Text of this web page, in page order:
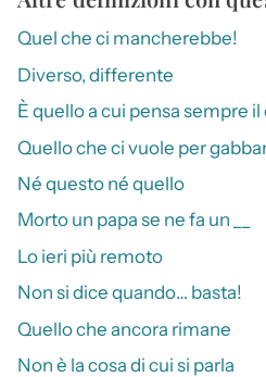
Quel che ci mancherebbe!
Diverso, differente
È quello a cui pensa sempre
Quello che ci vuole per
Né questo né quello
Morto un papa se ne fa un __
Lo ieri più remoto
Non si dice quando… basta!
Quello che ancora rimane
Non è la cosa di cui si parla